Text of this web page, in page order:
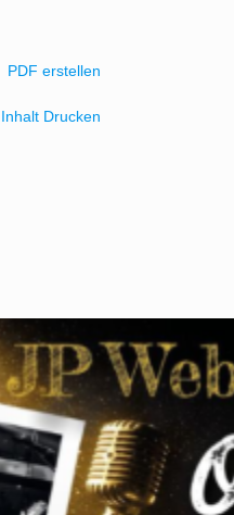
PDF erstellen
Inhalt Drucken